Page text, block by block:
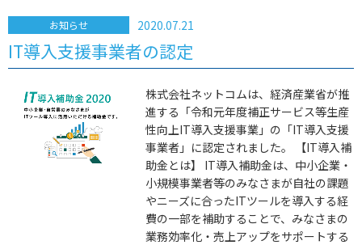
IT導入支援事業者の認定
お知らせ 2020.07.21
株式会社ネットコムは、経済産業省が推
進する「令和元年度補正サービス等生産
性向上IT導入支援事業」の「IT導入支援
事業者」に認定されました。 【IT導入補
助金とは】 IT導入補助金は、中小企業・
小規模事業者等のみなさまが自社の課題
やニーズに合ったITツールを導入する経
費の一部を補助することで、みなさまの
業務効率化・売上アップをサポートする